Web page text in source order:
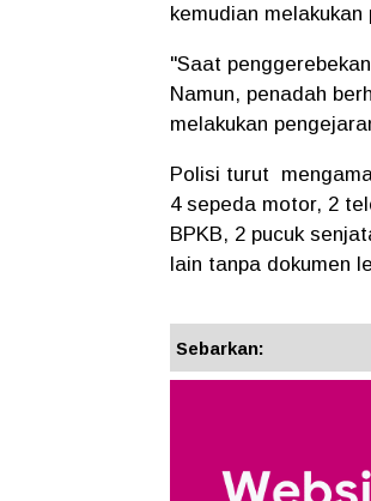
kemudian
"Saat
Namun, penadah
melakukan
Polisi turut
4 sepeda motor, 2
BPKB, 2 pucuk
lain tanpa dokumen
Sebarkan: